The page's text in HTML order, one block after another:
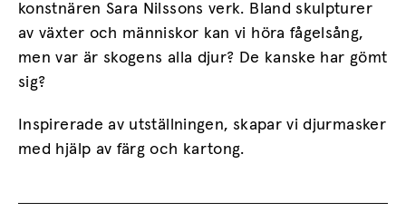
konstnären Sara Nilssons verk. Bland skulpturer
av växter och människor kan vi höra fågelsång,
men var är skogens alla djur? De kanske har gömt
sig?
Inspirerade av utställningen, skapar vi djurmasker
med hjälp av färg och kartong.